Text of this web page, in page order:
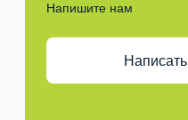
Напишите нам
Написать